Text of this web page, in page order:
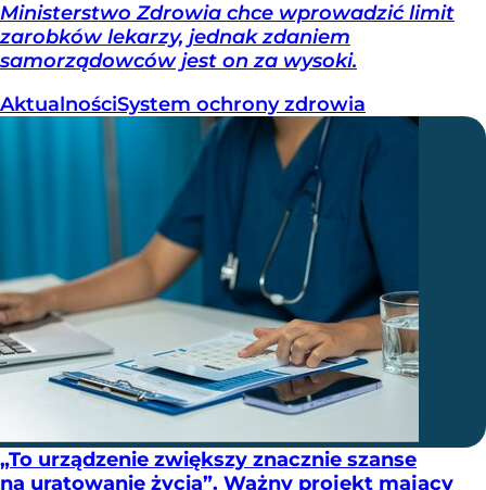
Ministerstwo Zdrowia chce wprowadzić limit
zarobków lekarzy, jednak zdaniem
samorządowców jest on za wysoki.
AktualnościSystem ochrony zdrowia
„To urządzenie zwiększy znacznie szanse
na uratowanie życia”. Ważny projekt mający